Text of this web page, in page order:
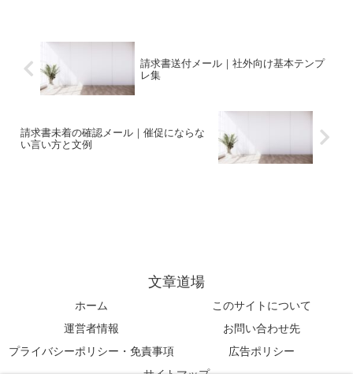
請求書送付メール｜社外向け基本テンプ
レ集
請求書未着の確認メール｜催促にならな
い言い方と文例
文章道場
ホーム
このサイトについて
運営者情報
お問い合わせ先
プライバシーポリシー・免責事項
広告ポリシー